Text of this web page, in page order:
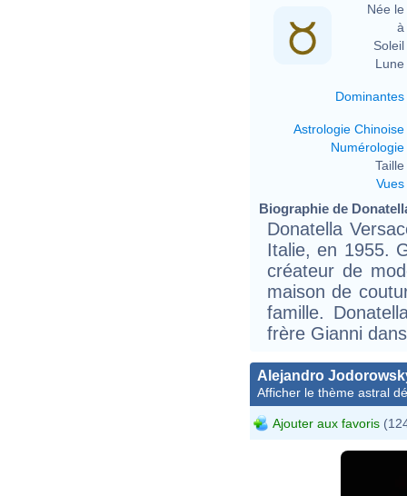
Née le
à
Soleil
Lune
Dominantes
Astrologie Chinoise
Numérologie
Taille
Vues
Biographie de
Donatella
Italie, en 1955.
créateur de
maison de
famille.
frère Gianni
Alejandro
Afficher le thème astral
Ajouter aux favoris